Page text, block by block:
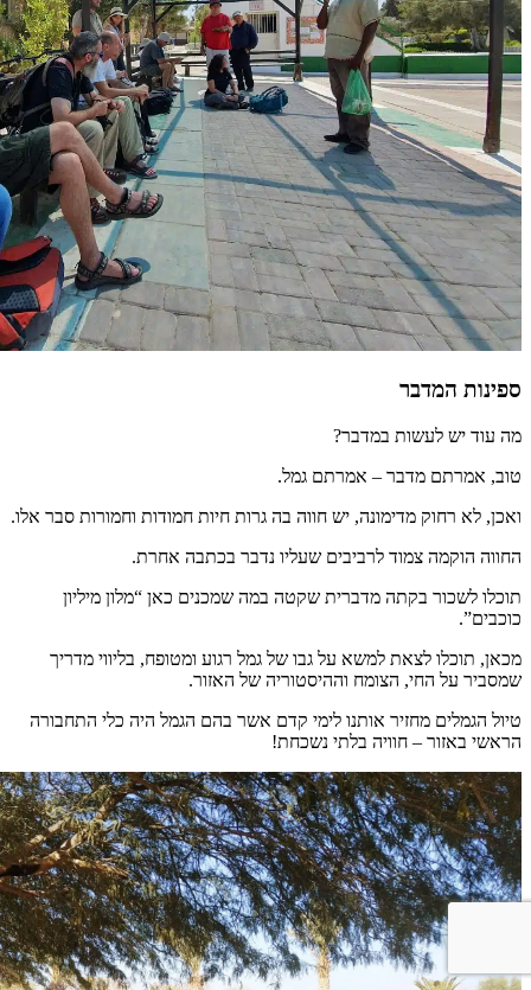
ספינות המדבר
מה עוד יש לעשות במדבר?
טוב, אמרתם מדבר – אמרתם גמל.
ואכן, לא רחוק מדימונה, יש חווה בה גרות חיות חמודות וחמורות סבר אלו.
החווה הוקמה צמוד לרביבים שעליו נדבר בכתבה אחרת.
תוכלו לשכור בקתה מדברית שקטה במה שמכנים כאן “מלון מיליון
כוכבים”.
מכאן, תוכלו לצאת למשא על גבו של גמל רגוע ומטופח, בליווי מדריך
שמסביר על החי, הצומח וההיסטוריה של האזור.
טיול הגמלים מחזיר אותנו לימי קדם אשר בהם הגמל היה כלי התחבורה
הראשי באזור – חוויה בלתי נשכחת!